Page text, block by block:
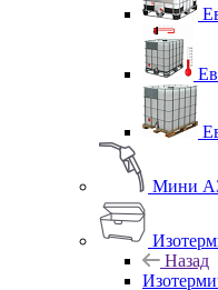
Мини
Назад